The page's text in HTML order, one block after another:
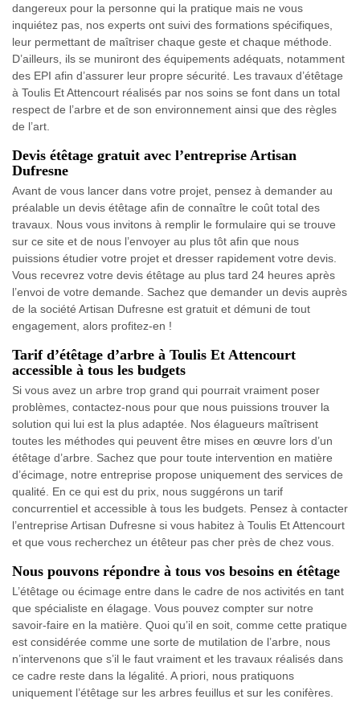
dangereux pour la personne qui la pratique mais ne vous
inquiétez pas, nos experts ont suivi des formations spécifiques,
leur permettant de maîtriser chaque geste et chaque méthode.
D’ailleurs, ils se muniront des équipements adéquats, notamment
des EPI afin d’assurer leur propre sécurité. Les travaux d’étêtage
à Toulis Et Attencourt réalisés par nos soins se font dans un total
respect de l’arbre et de son environnement ainsi que des règles
de l’art.
Devis étêtage gratuit avec l’entreprise Artisan
Dufresne
Avant de vous lancer dans votre projet, pensez à demander au
préalable un devis étêtage afin de connaître le coût total des
travaux. Nous vous invitons à remplir le formulaire qui se trouve
sur ce site et de nous l’envoyer au plus tôt afin que nous
puissions étudier votre projet et dresser rapidement votre devis.
Vous recevrez votre devis étêtage au plus tard 24 heures après
l’envoi de votre demande. Sachez que demander un devis auprès
de la société Artisan Dufresne est gratuit et démuni de tout
engagement, alors profitez-en !
Tarif d’étêtage d’arbre à Toulis Et Attencourt
accessible à tous les budgets
Si vous avez un arbre trop grand qui pourrait vraiment poser
problèmes, contactez-nous pour que nous puissions trouver la
solution qui lui est la plus adaptée. Nos élagueurs maîtrisent
toutes les méthodes qui peuvent être mises en œuvre lors d’un
étêtage d’arbre. Sachez que pour toute intervention en matière
d’écimage, notre entreprise propose uniquement des services de
qualité. En ce qui est du prix, nous suggérons un tarif
concurrentiel et accessible à tous les budgets. Pensez à contacter
l’entreprise Artisan Dufresne si vous habitez à Toulis Et Attencourt
et que vous recherchez un étêteur pas cher près de chez vous.
Nous pouvons répondre à tous vos besoins en étêtage
L’étêtage ou écimage entre dans le cadre de nos activités en tant
que spécialiste en élagage. Vous pouvez compter sur notre
savoir-faire en la matière. Quoi qu’il en soit, comme cette pratique
est considérée comme une sorte de mutilation de l’arbre, nous
n’intervenons que s’il le faut vraiment et les travaux réalisés dans
ce cadre reste dans la légalité. A priori, nous pratiquons
uniquement l’étêtage sur les arbres feuillus et sur les conifères.